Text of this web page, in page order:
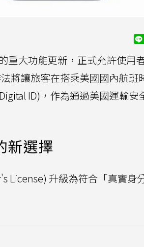
重大功能更新，正式允許使用
將讓旅客在搭乘美國國內航班
ID)，作為通過美國運輸安
新選擇
License) 升級為符合「真實身